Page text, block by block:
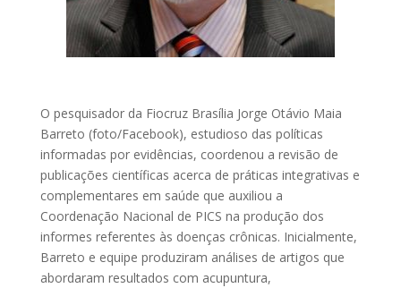
O pesquisador da Fiocruz Brasília Jorge Otávio Maia
Barreto (foto/Facebook), estudioso das políticas
informadas por evidências, coordenou a revisão de
publicações científicas acerca de práticas integrativas e
complementares em saúde que auxiliou a
Coordenação Nacional de PICS na produção dos
informes referentes às doenças crônicas. Inicialmente,
Barreto e equipe produziram análises de artigos que
abordaram resultados com acupuntura,